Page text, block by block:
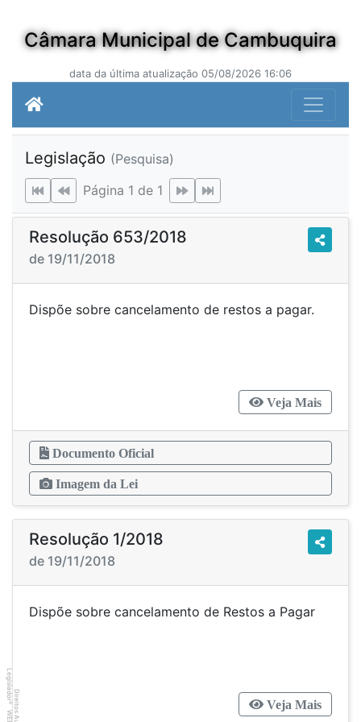
Câmara Municipal de Cambuquira
data da última atualização 05/08/2026 16:06
Legislação (Pesquisa)
Página 1 de 1
Resolução 653/2018
de 19/11/2018
Dispõe sobre cancelamento de restos a pagar.
Veja Mais
Documento Oficial
Imagem da Lei
Resolução 1/2018
de 19/11/2018
Dispõe sobre cancelamento de Restos a Pagar
Veja Mais
Legislador
®